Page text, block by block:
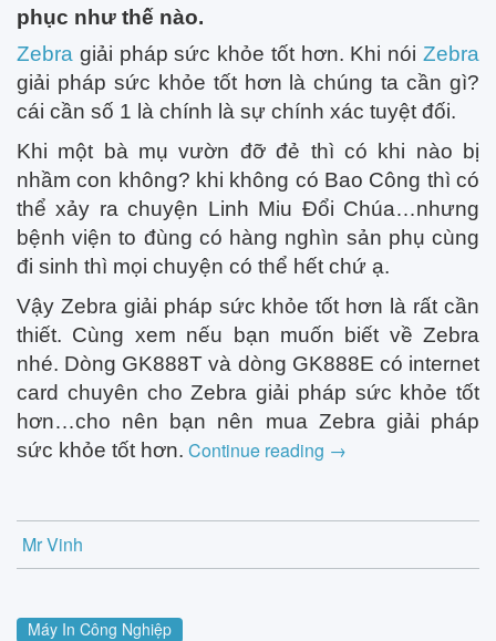
phục như thế nào.
Zebra giải pháp sức khỏe tốt hơn. Khi nói Zebra
giải pháp sức khỏe tốt hơn là chúng ta cần gì?
cái cần số 1 là chính là sự chính xác tuyệt đối.
Khi một bà mụ vườn đỡ đẻ thì có khi nào bị
nhầm con không? khi không có Bao Công thì có
thể xảy ra chuyện Linh Miu Đổi Chúa…nhưng
bệnh viện to đùng có hàng nghìn sản phụ cùng
đi sinh thì mọi chuyện có thể hết chứ ạ.
Vậy Zebra giải pháp sức khỏe tốt hơn là rất cần
thiết. Cùng xem nếu bạn muốn biết về Zebra
nhé. Dòng GK888T và dòng GK888E có internet
card chuyên cho Zebra giải pháp sức khỏe tốt
hơn…cho nên bạn nên mua Zebra giải pháp
sức khỏe tốt hơn. Continue reading →
Mr Vinh
Máy In Công Nghiệp